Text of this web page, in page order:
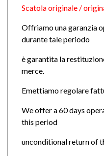
Scatola originale /
Offriamo una garanzia
durante tale periodo
è garantita la
merce.
Emettiamo regolare
We offer a 60 days
this period
unconditional return of